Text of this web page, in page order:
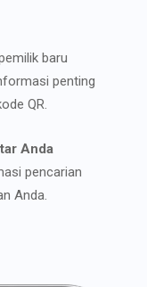
baru
penting
QR.
Anda
pencarian
Anda.